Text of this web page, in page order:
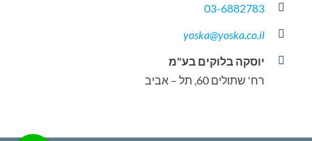
03-6882783
yoska@yoska.co.il
יוסקה בלוקים בע"מ
רח' שתולים 60, תל – אביב